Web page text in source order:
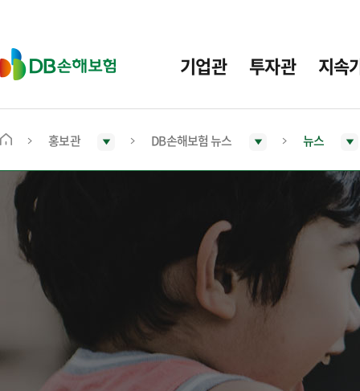
D
B
보
기업관 투자관 지속
메
홍보관 DB손해보험 뉴스 뉴스